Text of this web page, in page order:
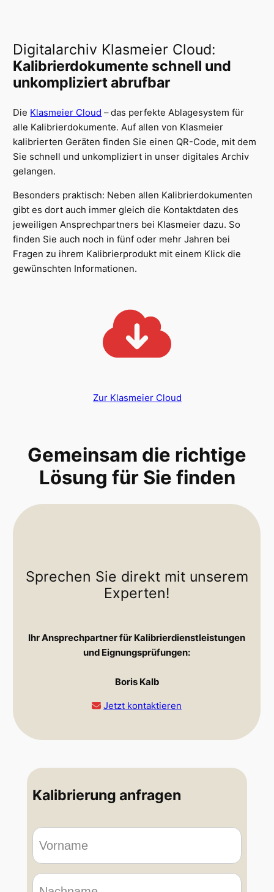
Digitalarchiv Klasmeier Cloud:
Kalibrierdokumente schnell und
unkompliziert abrufbar
Die Klasmeier Cloud – das perfekte Ablagesystem für
alle Kalibrierdokumente. Auf allen von Klasmeier
kalibrierten Geräten finden Sie einen QR-Code, mit dem
Sie schnell und unkompliziert in unser digitales Archiv
gelangen.
Besonders praktisch: Neben allen Kalibrierdokumenten
gibt es dort auch immer gleich die Kontaktdaten des
jeweiligen Ansprechpartners bei Klasmeier dazu. So
finden Sie auch noch in fünf oder mehr Jahren bei
Fragen zu ihrem Kalibrierprodukt mit einem Klick die
gewünschten Informationen.
Zur Klasmeier Cloud
Gemeinsam die richtige
Lösung für Sie finden
Sprechen Sie direkt mit unserem
Experten!
Ihr Ansprechpartner für Kalibrierdienstleistungen
und Eignungsprüfungen:
Boris Kalb
Jetzt kontaktieren
Kalibrierung anfragen